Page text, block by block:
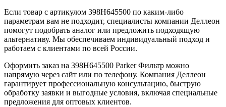
Если товар с артикулом 398H645500 по каким-либо
параметрам вам не подходит, специалисты компании Деллеон
помогут подобрать аналог или предложить подходящую
альтернативу. Мы обеспечиваем индивидуальный подход и
работаем с клиентами по всей России.
Оформить заказ на 398H645500 Parker Фильтр можно
напрямую через сайт или по телефону. Компания Деллеон
гарантирует профессиональную консультацию, быструю
обработку заявки и выгодные условия, включая специальные
предложения для оптовых клиентов.